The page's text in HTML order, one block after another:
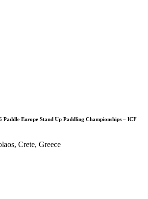
Paddle Europe Stand Up Paddling Championships – ICF
Crete, Greece